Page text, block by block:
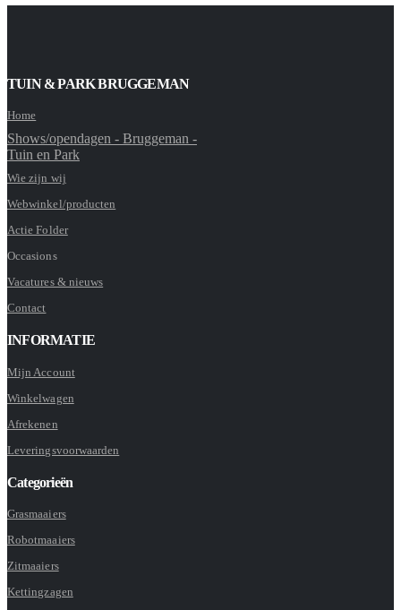
TUIN & PARK BRUGGEMAN
Home
Shows/opendagen - Bruggeman -
Tuin en Park
Wie zijn wij
Webwinkel/producten
Actie Folder
Occasions
Vacatures & nieuws
Contact
INFORMATIE
Mijn Account
Winkelwagen
Afrekenen
Leveringsvoorwaarden
Categorieën
Grasmaaiers
Robotmaaiers
Zitmaaiers
Kettingzagen